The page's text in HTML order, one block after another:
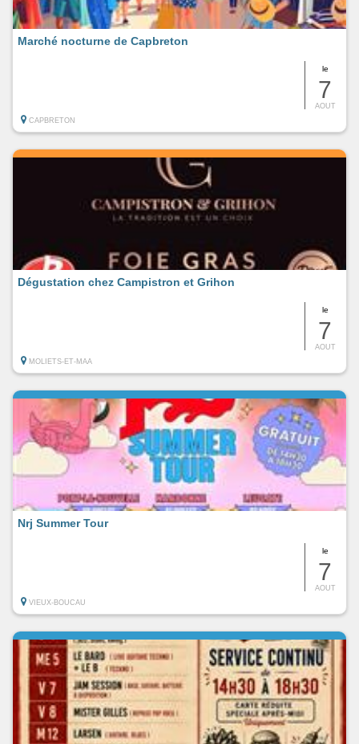
le
7
AOUT
Marché nocturne de Capbreton
CAPBRETON
le
7
AOUT
Dégustation chez Campistron et Grihon
MOLIETS-ET-MAA
le
7
AOUT
Nrj Summer Tour
VIEUX-BOUCAU